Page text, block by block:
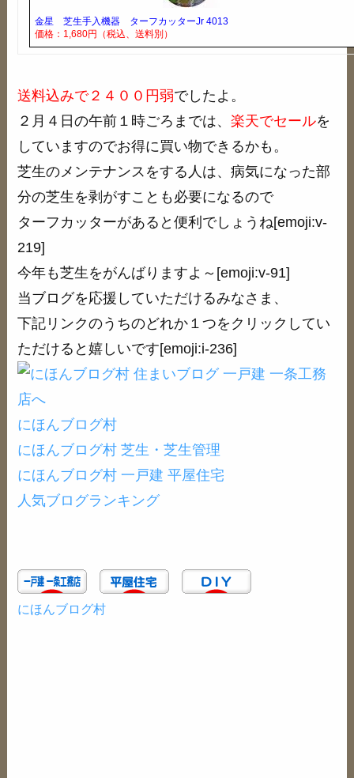
金星 芝生手入機器 ターフカッターJr 4013
価格：1,680円（税込、送料別）
送料込みで２４００円弱でしたよ。
２月４日の午前１時ごろまでは、楽天でセールを
していますのでお得に買い物できるかも。
芝生のメンテナンスをする人は、病気になった部
分の芝生を剥がすことも必要になるので
ターフカッターがあると便利でしょうね[emoji:v-
219]
今年も芝生をがんばりますよ～[emoji:v-91]
当ブログを応援していただけるみなさま、
下記リンクのうちのどれか１つをクリックしてい
ただけると嬉しいです[emoji:i-236]
にほんブログ村
にほんブログ村 芝生・芝生管理
にほんブログ村 一戸建 平屋住宅
人気ブログランキング
にほんブログ村